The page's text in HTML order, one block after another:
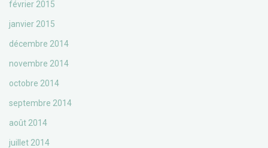
février 2015
janvier 2015
décembre 2014
novembre 2014
octobre 2014
septembre 2014
août 2014
juillet 2014